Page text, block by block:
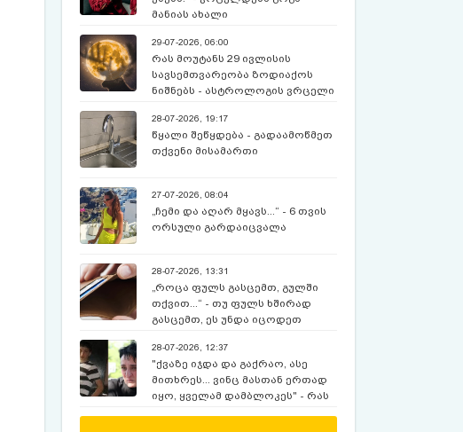
მანიას ახალი
29-07-2026, 06:00
რას მოუტანს 29 ივლისის
სავსემთვარეობა ზოდიაქოს
ნიშნებს - ასტროლოგის ვრცელი
28-07-2026, 19:17
წყალი შეწყდება - გადაამოწმეთ
თქვენი მისამართი
27-07-2026, 08:04
„ჩემი და აღარ მყავს...“ - 6 თვის
ორსული გარდაიცვალა
28-07-2026, 13:31
„როცა ფულს გასცემთ, გულში
თქვით...“ - თუ ფულს ხშირად
გასცემთ, ეს უნდა იცოდეთ
28-07-2026, 12:37
"ქვაზე იჯდა და გაქრაო, ასე
მითხრეს... ვინც მასთან ერთად
იყო, ყველამ დამბლოკეს" - რას